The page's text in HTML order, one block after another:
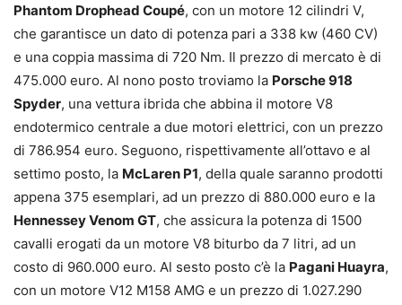
Phantom Drophead Coupé, con un motore 12 cilindri V,
che garantisce un dato di potenza pari a 338 kw (460 CV)
e una coppia massima di 720 Nm. Il prezzo di mercato è di
475.000 euro. Al nono posto troviamo la Porsche 918
Spyder, una vettura ibrida che abbina il motore V8
endotermico centrale a due motori elettrici, con un prezzo
di 786.954 euro. Seguono, rispettivamente all’ottavo e al
settimo posto, la McLaren P1, della quale saranno prodotti
appena 375 esemplari, ad un prezzo di 880.000 euro e la
Hennessey Venom GT, che assicura la potenza di 1500
cavalli erogati da un motore V8 biturbo da 7 litri, ad un
costo di 960.000 euro. Al sesto posto c’è la Pagani Huayra,
con un motore V12 M158 AMG e un prezzo di 1.027.290